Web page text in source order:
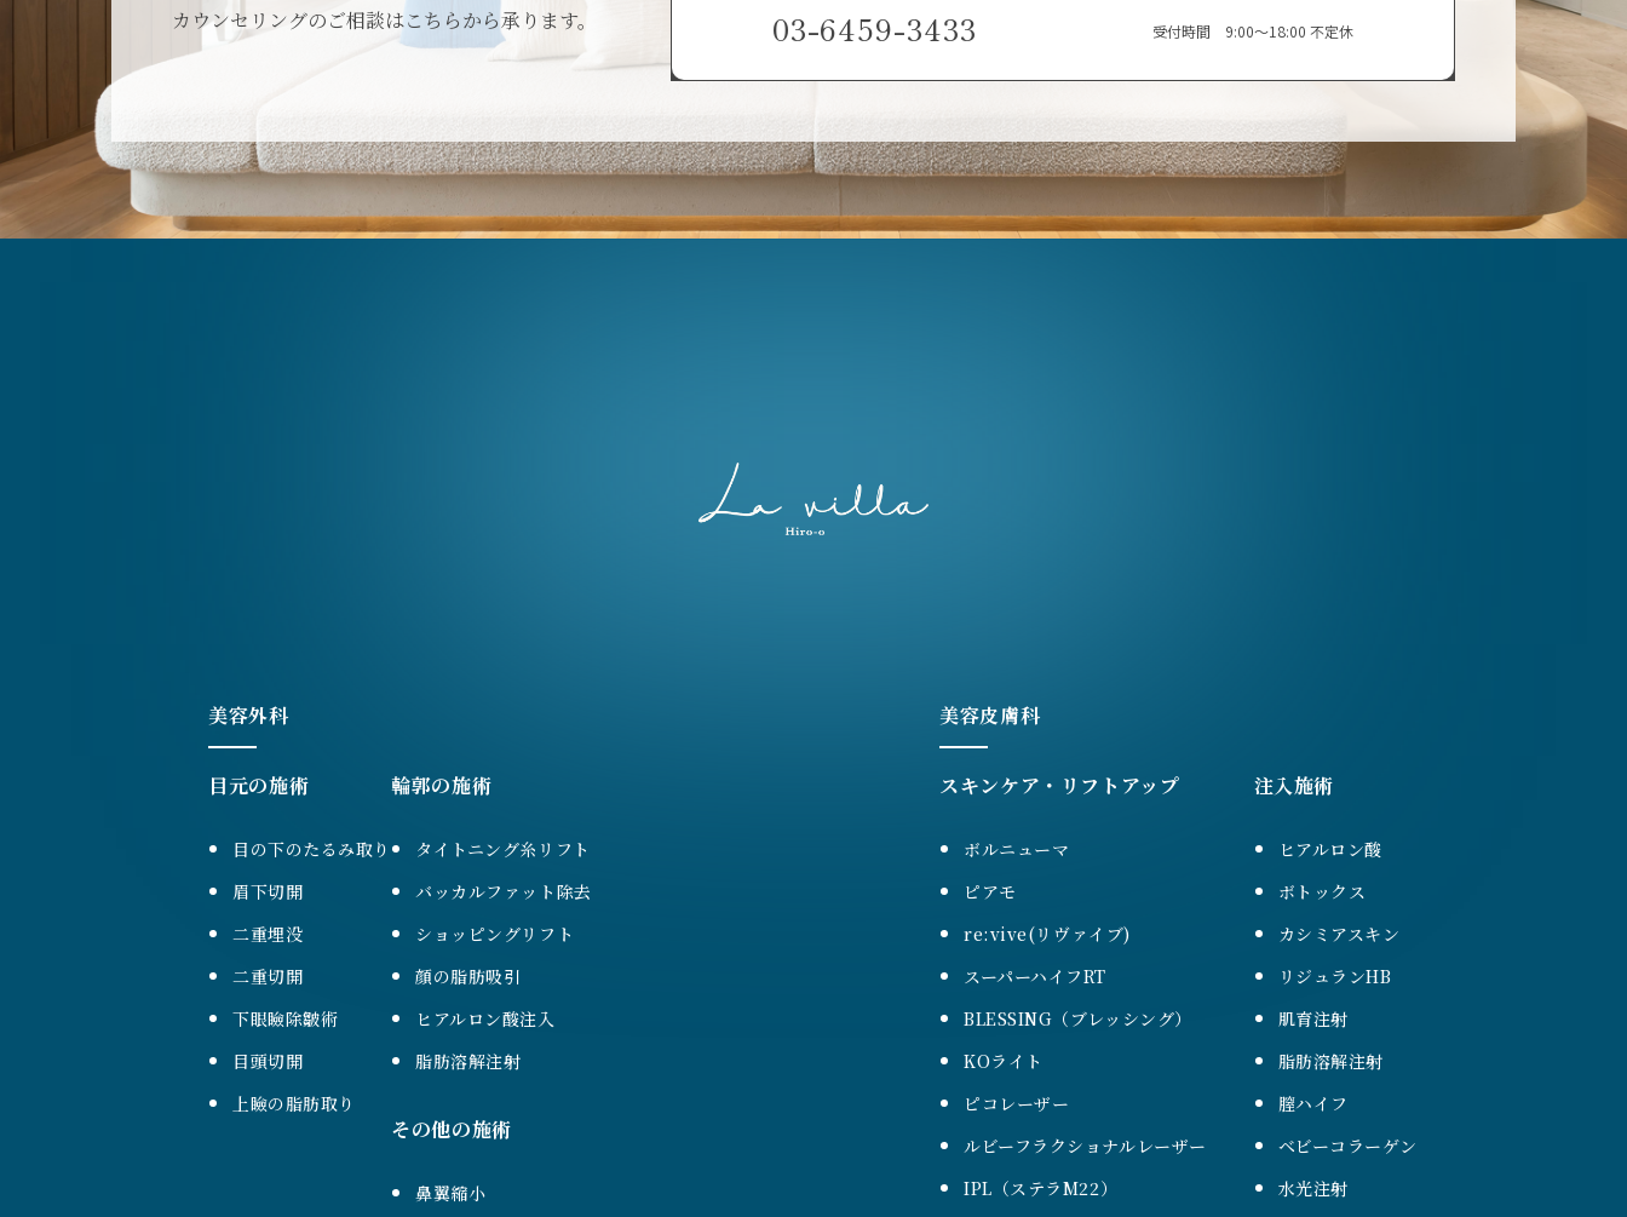
カウンセリングのご相談はこちらから承ります。 03-6459-3433 受付時間 9:00〜18:00 不定休
美容外科
目元の施術
目の下のたるみ取り
眉下切開
二重埋没
二重切開
下眼瞼除皺術
目頭切開
上瞼の脂肪取り
輪郭の施術
タイトニング糸リフト
バッカルファット除去
ショッピングリフト
顔の脂肪吸引
ヒアルロン酸注入
脂肪溶解注射
その他の施術
鼻翼縮小
美容皮膚科
スキンケア・リフトアップ
ボルニューマ
ピアモ
re:vive(リヴァイブ)
スーパーハイフRT
BLESSING（ブレッシング）
KOライト
ピコレーザー
ルビーフラクショナルレーザー
IPL（ステラM22）
注入施術
ヒアルロン酸
ボトックス
カシミアスキン
リジュランHB
肌育注射
脂肪溶解注射
膣ハイフ
ベビーコラーゲン
水光注射